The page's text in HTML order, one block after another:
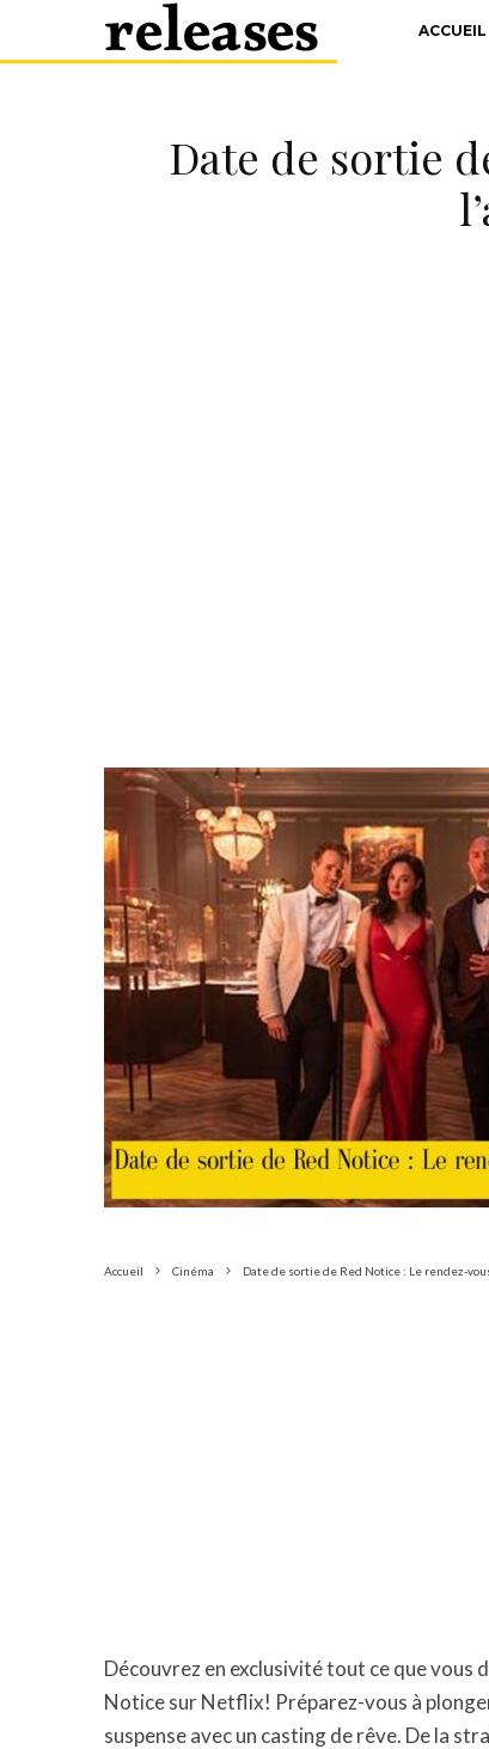
ACCUEIL
Date de sortie
Accueil Cinéma Date de sortie de Red Notice : Le rendez-
Découvrez en exclusivité tout ce que
Notice sur Netflix! Préparez-vous à
suspense avec un casting de rêve. De la